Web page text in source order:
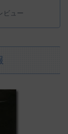
ビュー